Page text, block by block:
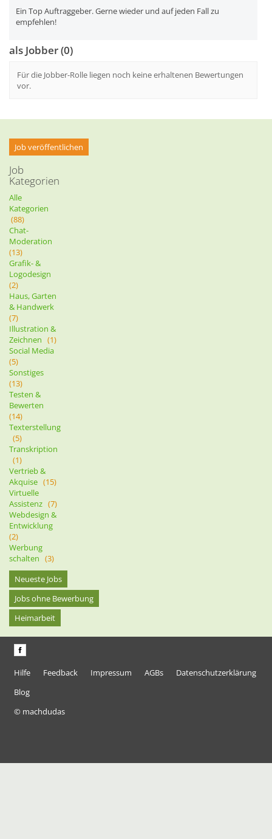
Ein Top Auftraggeber. Gerne wieder und auf jeden Fall zu
empfehlen!
als Jobber (0)
Für die Jobber-Rolle liegen noch keine erhaltenen Bewertungen
vor.
Job veröffentlichen
Job
Kategorien
Alle
Kategorien
(88)
Chat-
Moderation
(13)
Grafik- &
Logodesign
(2)
Haus, Garten
& Handwerk
(7)
Illustration &
Zeichnen (1)
Social Media
(5)
Sonstiges
(13)
Testen &
Bewerten
(14)
Texterstellung
(5)
Transkription
(1)
Vertrieb &
Akquise (15)
Virtuelle
Assistenz (7)
Webdesign &
Entwicklung
(2)
Werbung
schalten (3)
Neueste Jobs
Jobs ohne Bewerbung
Heimarbeit
Hilfe Feedback Impressum AGBs
Datenschutzerklärung
Blog
© machdudas